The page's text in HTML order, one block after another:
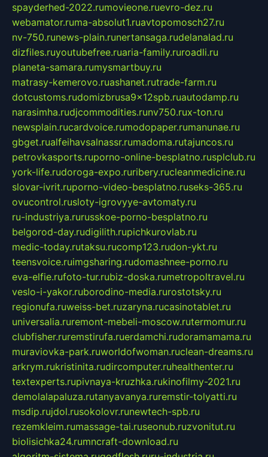
spayderhed-2022.rumovieone.ruevro-dez.ru
webamator.ruma-absolut1.ruavtopomosch27.ru
nv-750.runews-plain.runertansaga.rudelanalad.ru
dizfiles.ruyoutubefree.ruaria-family.ruroadli.ru
planeta-samara.rumysmartbuy.ru
matrasy-kemerovo.ruashanet.rutrade-farm.ru
dotcustoms.rudomizbrusa9x12spb.ruautodamp.ru
narasimha.rudjcommodities.runv750.rux-ton.ru
newsplain.rucardvoice.rumodopaper.rumanunae.ru
gbget.rualfeihavsalnassr.rumadoma.rutajuncos.ru
petrovkasports.ruporno-online-besplatno.rusplclub.ru
york-life.rudoroga-expo.ruribery.rucleanmedicine.ru
slovar-ivrit.ruporno-video-besplatno.ruseks-365.ru
ovucontrol.rusloty-igrovyye-avtomaty.ru
ru-industriya.rurusskoe-porno-besplatno.ru
belgorod-day.rudigilith.rupichkurovlab.ru
medic-today.rutaksu.rucomp123.rudon-ykt.ru
teensvoice.ruimgsharing.rudomashnee-porno.ru
eva-elfie.rufoto-tur.rubiz-doska.rumetropoltravel.ru
veslo-i-yakor.ruborodino-media.rurostotsky.ru
regionufa.ruweiss-bet.ruzaryna.rucasinotablet.ru
universalia.ruremont-mebeli-moscow.rutermomur.ru
clubfisher.ruremstirufa.ruerdamchi.rudoramamama.ru
muraviovka-park.ruworldofwoman.ruclean-dreams.ru
arkrym.rukristinita.rudircomputer.ruhealthenter.ru
textexperts.rupivnaya-kruzhka.rukinofilmy-2021.ru
demolalapaluza.rutanyavanya.ruremstir-tolyatti.ru
msdip.rujdol.rusokolovr.runewtech-spb.ru
rezemkleim.rumassage-tai.ruseonub.ruzvonitut.ru
biolisichka24.rumncraft-download.ru